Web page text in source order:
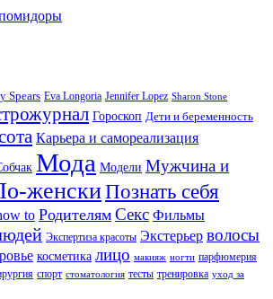
Spears Eva Longoria Jennifer Lopez Sharon Stone
Гороскоп Дети и беременность
Карьера и самореализация
Мода Модели Мужчина и
женскиПознать себя
to Родителям Секс Фильмы
Экспертиза красоты Экстерьер волосы
косметика лицо макияж ногти парфюмерия
спорт стоматология тесты тренировка уход за